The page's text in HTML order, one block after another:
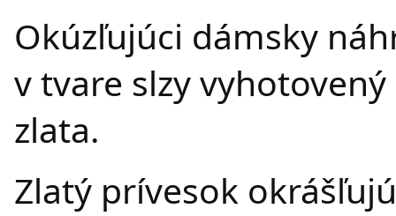
Okúzľujúci dámsky
v tvare slzy
zlata.
Zlatý prívesok